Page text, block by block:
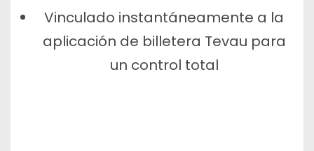
Vinculado instantáneamente a la
aplicación de billetera Tevau para
un control total